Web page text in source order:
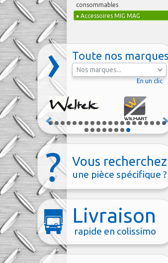
consommables
Accessoires MIG MAG
Toute nos marques
En un clic
Vous recherchez
une pièce spécifique ?
Livraison
rapide en colissimo